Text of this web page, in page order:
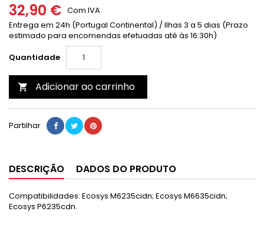
32,90 € Com IVA
Entrega em 24h (Portugal Continental) / Ilhas 3 a 5 dias (Prazo
estimado para encomendas efetuadas até às 16:30h)
Quantidade
 Adicionar ao carrinho
Partilhar
DESCRIÇÃO DADOS DO PRODUTO
Compatibilidades: Ecosys M6235cidn; Ecosys M6635cidn;
Ecosys P6235cdn.